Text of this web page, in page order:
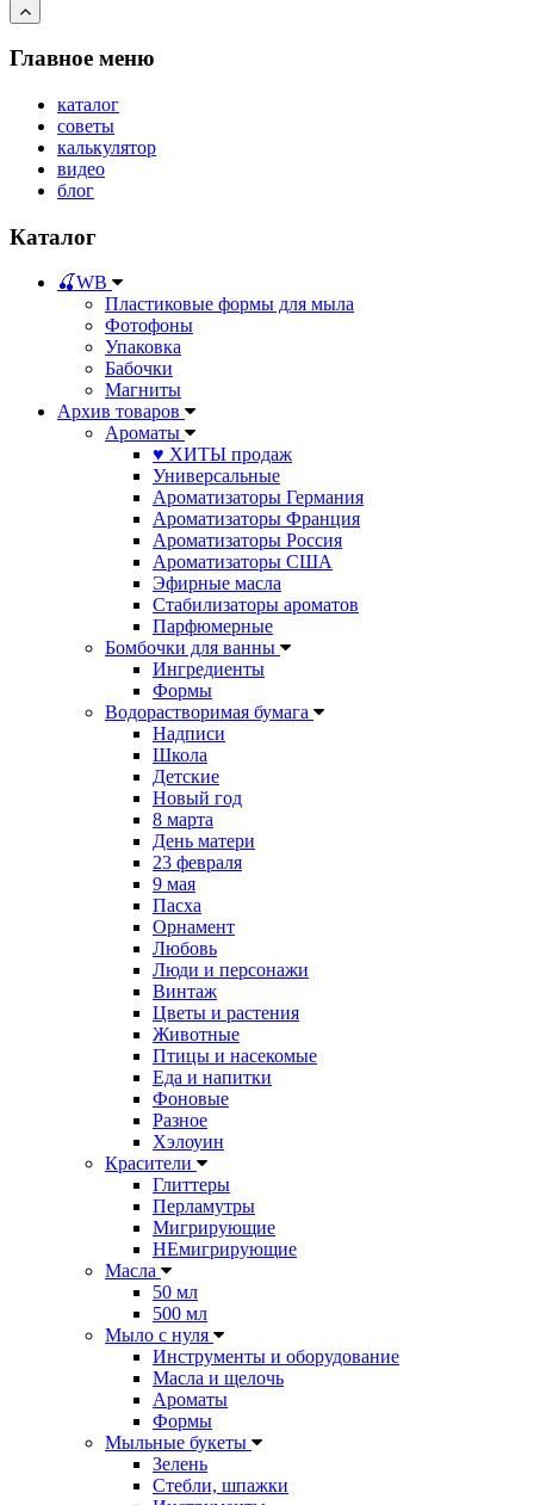
Главное меню
каталог
советы
калькулятор
видео
блог
Каталог
🍒WB
Пластиковые формы для мыла
Фотофоны
Упаковка
Бабочки
Магниты
Архив товаров
Ароматы
♥ ХИТЫ продаж
Универсальные
Ароматизаторы Германия
Ароматизаторы Франция
Ароматизаторы Россия
Ароматизаторы США
Эфирные масла
Стабилизаторы ароматов
Парфюмерные
Бомбочки для ванны
Ингредиенты
Формы
Водорастворимая бумага
Надписи
Школа
Детские
Новый год
8 марта
День матери
23 февраля
9 мая
Пасха
Орнамент
Любовь
Люди и персонажи
Винтаж
Цветы и растения
Животные
Птицы и насекомые
Еда и напитки
Фоновые
Разное
Хэлоуин
Красители
Глиттеры
Перламутры
Мигрирующие
НЕмигрирующие
Масла
50 мл
500 мл
Мыло с нуля
Инструменты и оборудование
Масла и щелочь
Ароматы
Формы
Мыльные букеты
Зелень
Стебли, шпажки